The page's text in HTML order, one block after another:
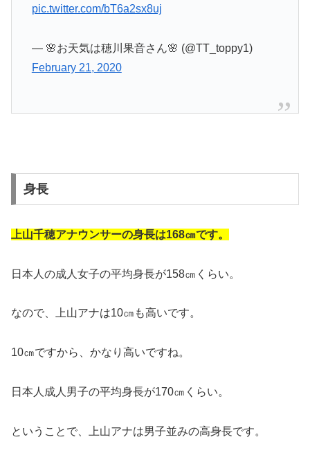
pic.twitter.com/bT6a2sx8uj
— 🌸お天気は穂川果音さん🌸 (@TT_toppy1)
February 21, 2020
身長
上山千穂アナウンサーの身長は168㎝です。
日本人の成人女子の平均身長が158㎝くらい。
なので、上山アナは10㎝も高いです。
10㎝ですから、かなり高いですね。
日本人成人男子の平均身長が170㎝くらい。
ということで、上山アナは男子並みの高身長です。